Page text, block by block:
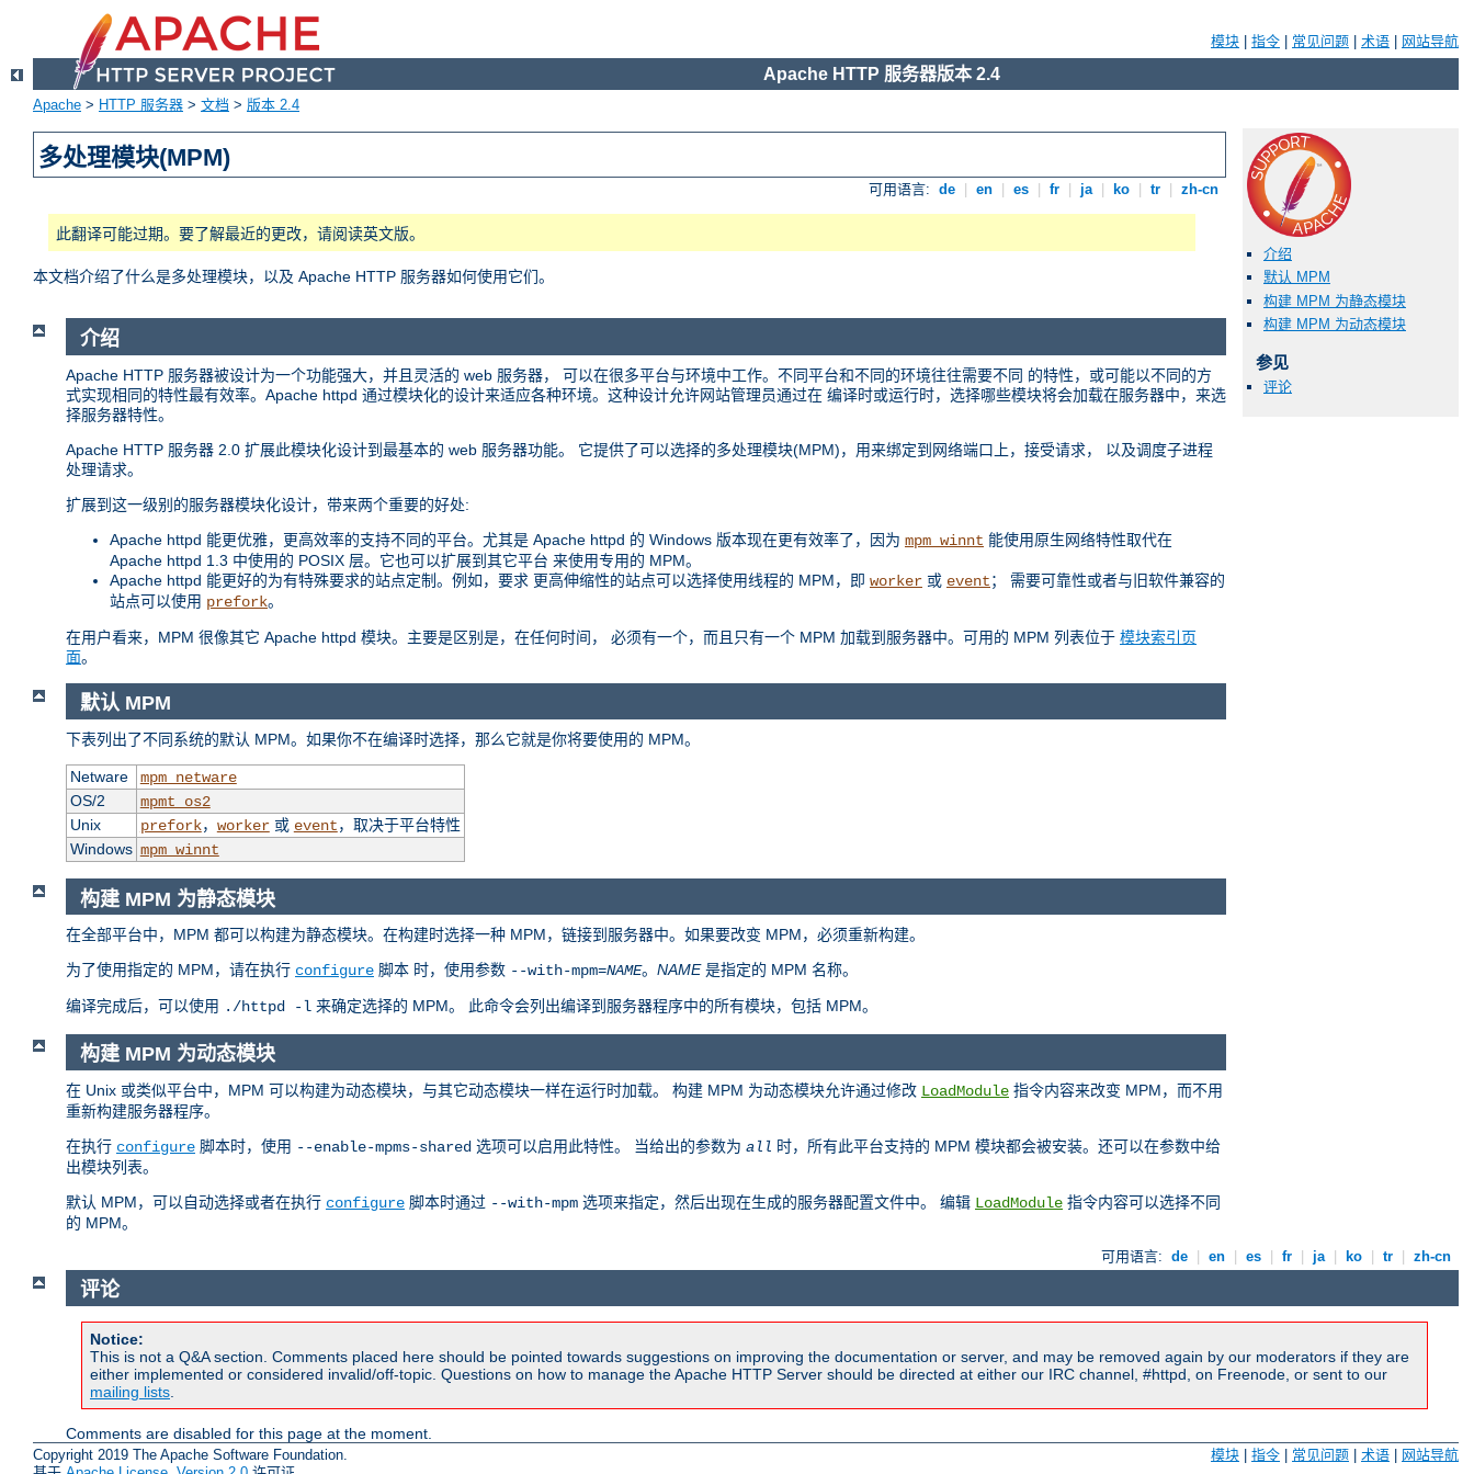
模块 指令 常见问题 术语 网站导航
Apache HTTP 服务器版本 2.4
Apache > HTTP 服务器 > 文档 > 版本 2.4
多处理模块(MPM)
可用语言: de en es fr ja ko tr zh-cn
此翻译可能过期。要了解最近的更改，请阅读英文版。
本文档介绍了什么是多处理模块，以及 Apache HTTP 服务器如何使用它们。
介绍
默认 MPM
构建 MPM 为静态模块
构建 MPM 为动态模块
参见
评论
介绍
Apache HTTP 服务器被设计为一个功能强大，并且灵活的 web 服务器， 可以在很多平台与环境中工作。不同平台和不同的环境往往需要不同 的特性，或可能以不同的方
式实现相同的特性最有效率。Apache httpd 通过模块化的设计来适应各种环境。这种设计允许网站管理员通过在 编译时或运行时，选择哪些模块将会加载在服务器中，来选
择服务器特性。
Apache HTTP 服务器 2.0 扩展此模块化设计到最基本的 web 服务器功能。 它提供了可以选择的多处理模块(MPM)，用来绑定到网络端口上，接受请求， 以及调度子进程
处理请求。
扩展到这一级别的服务器模块化设计，带来两个重要的好处:
Apache httpd 能更优雅，更高效率的支持不同的平台。尤其是 Apache httpd 的 Windows 版本现在更有效率了，因为 mpm_winnt 能使用原生网络特性取代在
Apache httpd 1.3 中使用的 POSIX 层。它也可以扩展到其它平台 来使用专用的 MPM。
Apache httpd 能更好的为有特殊要求的站点定制。例如，要求 更高伸缩性的站点可以选择使用线程的 MPM，即 worker 或 event； 需要可靠性或者与旧软件兼容的
站点可以使用 prefork。
在用户看来，MPM 很像其它 Apache httpd 模块。主要是区别是，在任何时间， 必须有一个，而且只有一个 MPM 加载到服务器中。可用的 MPM 列表位于 模块索引页
面。
默认 MPM
下表列出了不同系统的默认 MPM。如果你不在编译时选择，那么它就是你将要使用的 MPM。
Netware
mpm_netware
OS/2
mpmt_os2
Unix
prefork， worker或 event，取决于平台特性
Windows mpm_winnt
构建 MPM 为静态模块
在全部平台中，MPM 都可以构建为静态模块。在构建时选择一种 MPM，链接到服务器中。如果要改变 MPM，必须重新构建。
为了使用指定的 MPM，请在执行 configure 脚本 时，使用参数 --with-mpm=NAME。 NAME是指定的 MPM 名称。
编译完成后，可以使用 ./httpd -l 来确定选择的 MPM。 此命令会列出编译到服务器程序中的所有模块，包括 MPM。
构建 MPM 为动态模块
在 Unix 或类似平台中，MPM 可以构建为动态模块，与其它动态模块一样在运行时加载。 构建 MPM 为动态模块允许通过修改 LoadModule 指令内容来改变 MPM，而不用
重新构建服务器程序。
在执行 configure 脚本时，使用 --enable-mpms-shared 选项可以启用此特性。 当给出的参数为 all 时，所有此平台支持的 MPM 模块都会被安装。还可以在参数中给
出模块列表。
默认 MPM，可以自动选择或者在执行 configure 脚本时通过 --with-mpm 选项来指定，然后出现在生成的服务器配置文件中。 编辑 LoadModule 指令内容可以选择不同
的 MPM。
可用语言: de en es fr ja ko tr zh-cn
评论
Notice:
This is not a Q&A section. Comments placed here should be pointed towards suggestions on improving the documentation or server, and may be removed again by our moderators if they are
either implemented or considered invalid/off-topic. Questions on how to manage the Apache HTTP Server should be directed at either our IRC channel, #httpd, on Freenode, or sent to our
mailing lists
Comments are disabled for this page at the moment.
Copyright 2019 The Apache Software Foundation.
模块 | 指令 | 常见问题 | 术语 | 网站导航